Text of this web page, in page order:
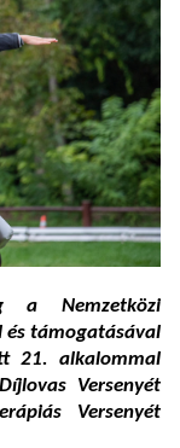
a Nemzetközi
és támogatásával
21. alkalommal
Versenyét
Versenyét